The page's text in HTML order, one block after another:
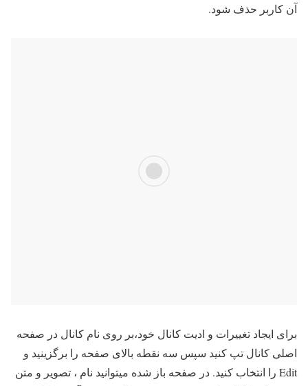
آن کاربر حذف شود.
برای ایجاد تغییرات و ادیت کانال خود،بر روی نام کانال در صفحه
اصلی کانال تپ کنید سپس سه نقطه بالای صفحه را برگزینید و
Edit را انتخاب کنید. در صفحه باز شده میتوانید نام ، تصویر و متن